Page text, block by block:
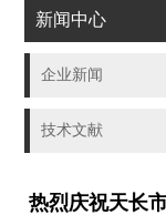
新闻中心
企业新闻
技术文献
热烈庆祝天长